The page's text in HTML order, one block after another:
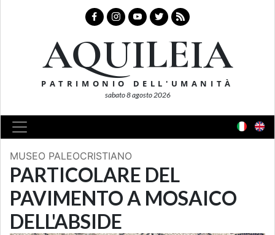
AQUILEIA
PATRIMONIO DELL'UMANITÀ
sabato 8 agosto 2026
MUSEO PALEOCRISTIANO
PARTICOLARE DEL
PAVIMENTO A MOSAICO
DELL'ABSIDE